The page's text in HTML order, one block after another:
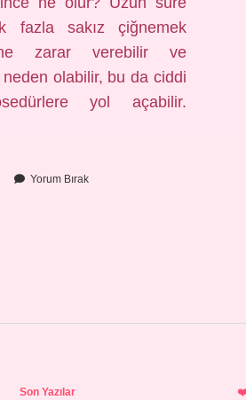
fazla sakız çiğnemek
zarar verebilir ve
neden olabilir, bu da ciddi
yol açabilir.
Yorum Bırak
Son Yazılar